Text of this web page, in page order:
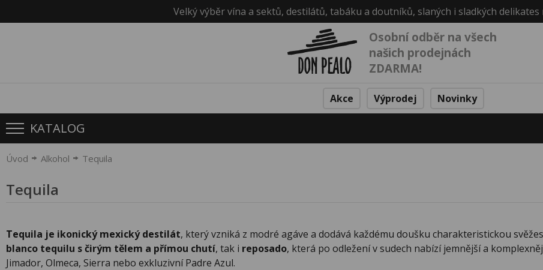
Velký výběr vína a sektů, destilátů, tabáku a doutníků, slaných i sladkých
Osobní odběr na všech
našich prodejnách
ZDARMA!
Akce Výprodej Novinky
KATALOG
Úvod Alkohol Tequila
Tequila
Tequila je ikonický mexický destilát, který vzniká z modré agáve a dodává každému doušku charakteristickou
blanco tequilu s čirým tělem a přímou chutí, tak i reposado, která po odležení v sudech nabízí jemnější a
Jimador, Olmeca, Sierra nebo exkluzivní Padre Azul.